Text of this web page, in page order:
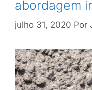
abordagem
julho 31, 2020 Por